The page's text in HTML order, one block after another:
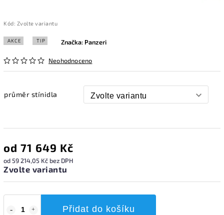
Kód: Zvolte variantu
AKCE TIP
Neohodnoceno
Značka: Panzeri
průměr stínidla
od 71 649 Kč
od 59 214,05 Kč bez DPH
Zvolte variantu
Přidat do košíku